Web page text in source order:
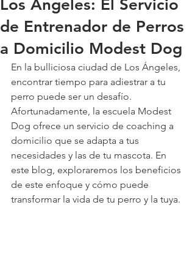
Los Ángeles: El Servicio
de Entrenador de Perros
a Domicilio Modest Dog
En la bulliciosa ciudad de Los Ángeles,
encontrar tiempo para adiestrar a tu
perro puede ser un desafío.
Afortunadamente, la escuela Modest
Dog ofrece un servicio de coaching a
domicilio que se adapta a tus
necesidades y las de tu mascota. En
este blog, exploraremos los beneficios
de este enfoque y cómo puede
transformar la vida de tu perro y la tuya.